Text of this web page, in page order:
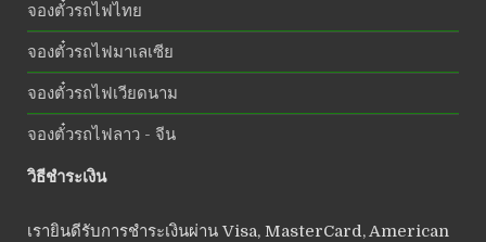
จองตั๋วรถไฟไทย
จองตั๋วรถไฟมาเลเซีย
จองตั๋วรถไฟเวียดนาม
จองตั๋วรถไฟลาว - จีน
วิธีชำระเงิน
เรายินดีรับการชำระเงินผ่าน Visa, MasterCard, American